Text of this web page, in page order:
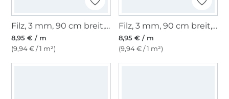
Filz, 3 mm, 90 cm breit, grau-meliert
8,95 € / m
(9,94 € / 1 m²)
Filz, 3 mm, 90 cm breit, anthrazit
8,95 € / m
(9,94 € / 1 m²)